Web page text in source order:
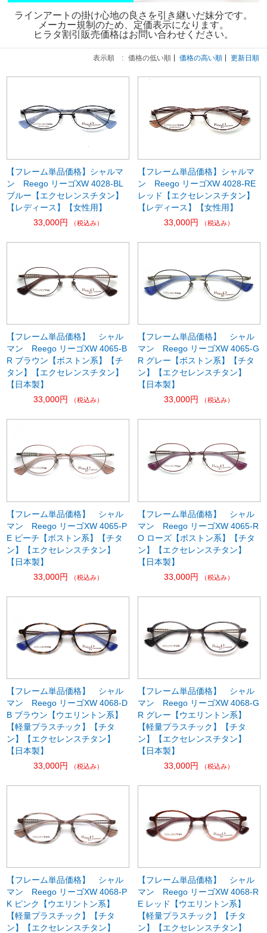
ラインアートの掛け心地の良さを引き継いだ妹分です。
メーカー規制のため、定価表示になります。
ヒラタ割引販売価格はお問い合わせください。
表示順 : 価格の低い順 価格の高い順 更新日順
【フレーム単品価格】シャルマ
ン Reego リーゴXW 4028-BL
ブルー【エクセレンスチタン】
【レディース】【女性用】
33,000円
（税込み）
【フレーム単品価格】シャルマ
ン Reego リーゴXW 4028-RE
レッド【エクセレンスチタン】
【レディース】【女性用】
33,000円
（税込み）
【フレーム単品価格】 シャル
マン Reego リーゴXW 4065-B
R ブラウン【ボストン系】【チ
タン】【エクセレンスチタン】
【日本製】
33,000円
（税込み）
【フレーム単品価格】 シャル
マン Reego リーゴXW 4065-G
R グレー【ボストン系】【チタ
ン】【エクセレンスチタン】
【日本製】
33,000円
（税込み）
【フレーム単品価格】 シャル
マン Reego リーゴXW 4065-P
E ピーチ【ボストン系】【チタ
ン】【エクセレンスチタン】
【日本製】
33,000円
（税込み）
【フレーム単品価格】 シャル
マン Reego リーゴXW 4065-R
O ローズ【ボストン系】【チタ
ン】【エクセレンスチタン】
【日本製】
33,000円
（税込み）
【フレーム単品価格】 シャル
マン Reego リーゴXW 4068-D
B ブラウン【ウエリントン系】
【軽量プラスチック】【チタ
ン】【エクセレンスチタン】
【日本製】
33,000円
（税込み）
【フレーム単品価格】 シャル
マン Reego リーゴXW 4068-G
R グレー【ウエリントン系】
【軽量プラスチック】【チタ
ン】【エクセレンスチタン】
【日本製】
33,000円
（税込み）
【フレーム単品価格】 シャル
マン Reego リーゴXW 4068-P
K ピンク【ウエリントン系】
【軽量プラスチック】【チタ
ン】【エクセレンスチタン】
【フレーム単品価格】 シャル
マン Reego リーゴXW 4068-R
E レッド【ウエリントン系】
【軽量プラスチック】【チタ
ン】【エクセレンスチタン】